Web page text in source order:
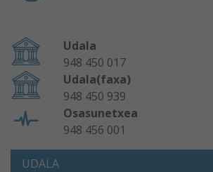
Udala
948 450 017
Udala(faxa)
948 450 939
Osasunetxea
948 456 001
UDALA